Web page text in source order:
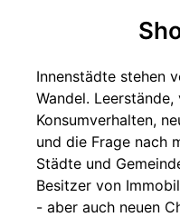
Innenstädte stehen
Wandel.
Konsumverhalten,
und die Frage nach
Städte und
Besitzer von
- aber auch neuen